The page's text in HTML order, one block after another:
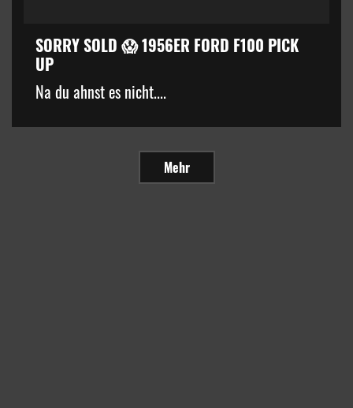
SORRY SOLD 😱 1956ER FORD F100 PICK
UP
Na du ahnst es nicht....
Mehr